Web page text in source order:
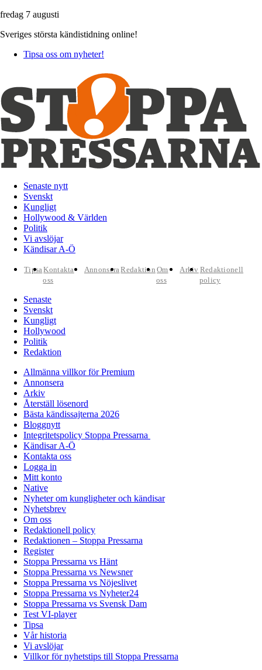
fredag 7 augusti
Sveriges största kändistidning online!
Tipsa oss om nyheter!
Senaste nytt
Svenskt
Kungligt
Hollywood & Världen
Politik
Vi avslöjar
Kändisar A-Ö
TipsaKontakta
oss
AnnonseraRedaktion Om
oss
Arkiv Redaktionell
policy
Senaste
Svenskt
Kungligt
Hollywood
Politik
Redaktion
Allmänna villkor för Premium
Annonsera
Arkiv
Återställ lösenord
Bästa kändissajterna 2026
Bloggnytt
Integritetspolicy Stoppa Pressarna
Kändisar A-Ö
Kontakta oss
Logga in
Mitt konto
Native
Nyheter om kungligheter och kändisar
Nyhetsbrev
Om oss
Redaktionell policy
Redaktionen – Stoppa Pressarna
Register
Stoppa Pressarna vs Hänt
Stoppa Pressarna vs Newsner
Stoppa Pressarna vs Nöjeslivet
Stoppa Pressarna vs Nyheter24
Stoppa Pressarna vs Svensk Dam
Test VI-player
Tipsa
Vår historia
Vi avslöjar
Villkor för nyhetstips till Stoppa Pressarna